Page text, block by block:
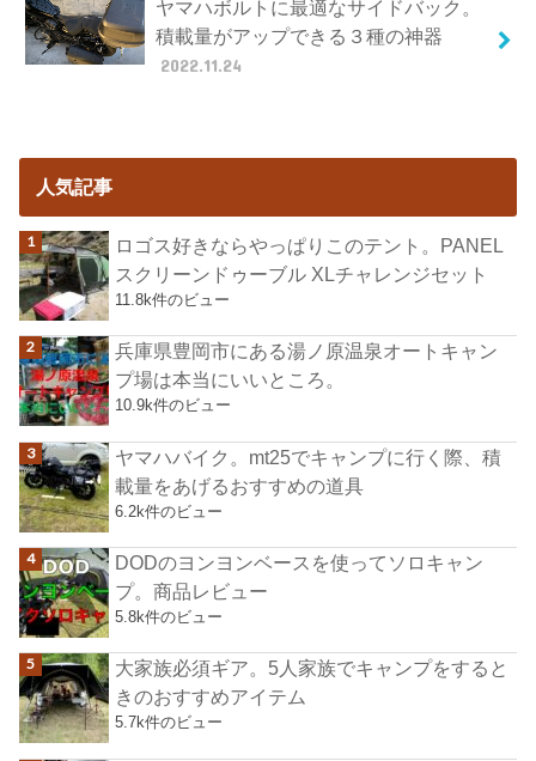
ヤマハボルトに最適なサイドバック。
積載量がアップできる３種の神器
2022.11.24
人気記事
ロゴス好きならやっぱりこのテント。PANEL
スクリーンドゥーブル XLチャレンジセット
11.8k件のビュー
兵庫県豊岡市にある湯ノ原温泉オートキャン
プ場は本当にいいところ。
10.9k件のビュー
ヤマハバイク。mt25でキャンプに行く際、積
載量をあげるおすすめの道具
6.2k件のビュー
DODのヨンヨンベースを使ってソロキャン
プ。商品レビュー
5.8k件のビュー
大家族必須ギア。5人家族でキャンプをすると
きのおすすめアイテム
5.7k件のビュー